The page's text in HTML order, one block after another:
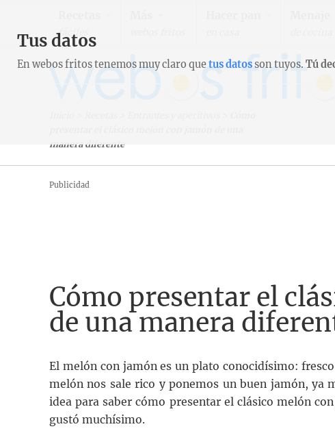
fáciles
manera diferente
Publicidad
Cómo presentar el
de una manera
El melón con jamón es un plato conocidísimo:
melón nos sale rico y ponemos un buen jamón, ya
idea para saber cómo presentar el clásico melón
gustó muchísimo.
Tus datos
En webos fritos tenemos muy claro quetus datosson tuyos. Tú